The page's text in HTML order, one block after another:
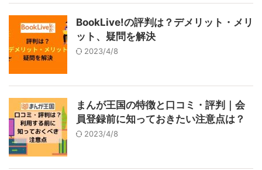
BookLive!の評判は？デメリット・メリ
ット、疑問を解決
2023/4/8
まんが王国の特徴と口コミ・評判｜会
員登録前に知っておきたい注意点は？
2023/4/8